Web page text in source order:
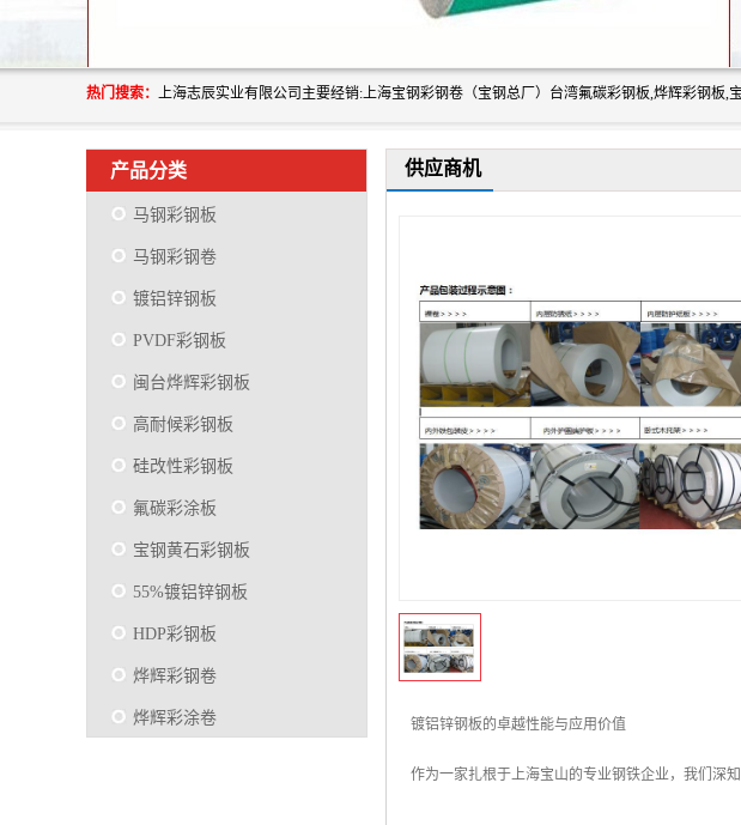
热门搜索：
产品分类
马钢彩钢板
马钢彩钢卷
镀铝锌钢板
PVDF彩钢板
闽台烨辉彩钢板
高耐候彩钢板
硅改性彩钢板
氟碳彩涂板
宝钢黄石彩钢板
55%镀铝锌钢板
HDP彩钢板
烨辉彩钢卷
烨辉彩涂卷
供应商机
镀铝锌钢板的卓越性能与应用价值
作为一家扎根于上海宝山的专业钢铁企业，我们深